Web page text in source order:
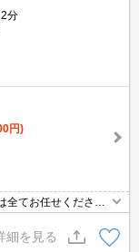
分
円)
全てお任せくださ
い合わせくださいま
能ですので安心して
細を見る